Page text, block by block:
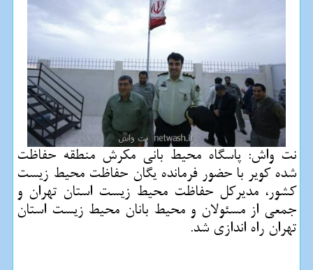
نت واش: پاسگاه محیط بانی مكرش منطقه حفاظت
شده كویر با حضور فرمانده یگان حفاظت محیط زیست
كشور، مدیركل حفاظت محیط زیست استان تهران و
جمعی از مسئولان و محیط بانان محیط زیست استان
تهران راه اندازی شد.